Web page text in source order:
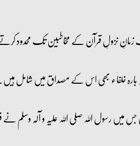
نزولِ قرآن کے مخاطبین تک محدود
رسول اللہ صلی اللہ علیہ و آلہ وسلم نے